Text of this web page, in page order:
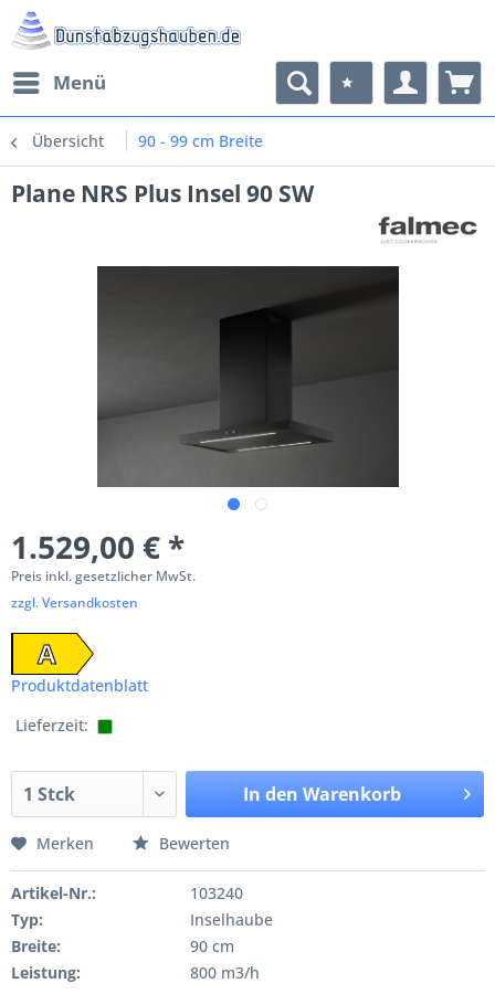
Menü
Übersicht 90 - 99 cm Breite
Plane NRS Plus Insel 90 SW
1.529,00 € *
Preis inkl. gesetzlicher MwSt.
zzgl. Versandkosten
A
Produktdatenblatt
Lieferzeit:
In den Warenkorb
Merken Bewerten
Artikel-Nr.:
103240
Typ:
Inselhaube
Breite:
90 cm
Leistung:
800 m3/h